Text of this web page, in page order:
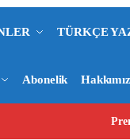
TÜRKÇE
Abonelik